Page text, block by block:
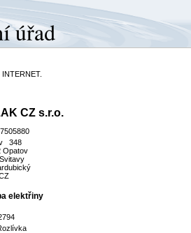
CZ s.r.o.
348
Opatov
elektřiny